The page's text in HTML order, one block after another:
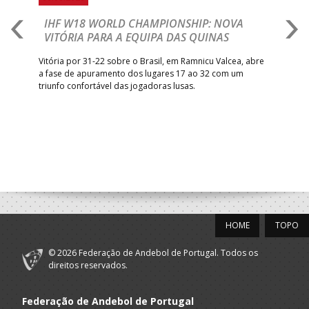
18:30 14
Bodegão/CCR/Proteu
_ - _ SL BENFICA
12
MILANEZA
_ - _ CF OS
CD FEIRENSE /Movit
12-SET-2026
15:00 147 MADEIRA SAD
IHF W18 WORLD CHAMPIONSHIP: NOVA
VITÓRIA PARA A EQUIPA DAS QUINAS
Vitória por 31-22 sobre o Brasil, em Ramnicu Valcea, abre
a fase de apuramento dos lugares 17 ao 32 com um
triunfo confortável das jogadoras lusas.
TOPO
HOME
© 2026 Federação de Andebol de Portugal. Todos os
direitos reservados.
Federação de Andebol de Portugal